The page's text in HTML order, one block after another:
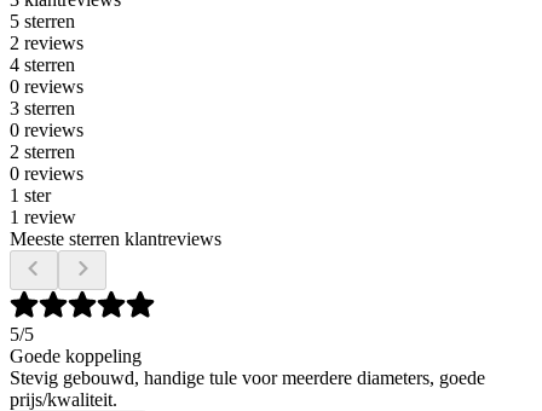
5 sterren
2 reviews
4 sterren
0 reviews
3 sterren
0 reviews
2 sterren
0 reviews
1 ster
1 review
Meeste sterren klantreviews
5/5
Goede koppeling
Stevig gebouwd, handige tule voor meerdere diameters, goede
prijs/kwaliteit.